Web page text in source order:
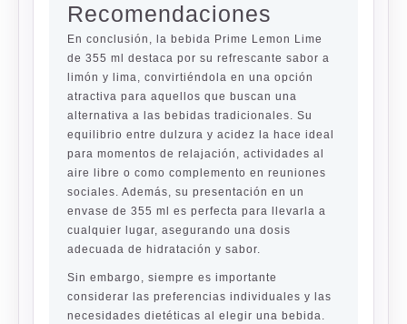
Recomendaciones
En conclusión, la bebida Prime Lemon Lime
de 355 ml destaca por su refrescante sabor a
limón y lima, convirtiéndola en una opción
atractiva para aquellos que buscan una
alternativa a las bebidas tradicionales. Su
equilibrio entre dulzura y acidez la hace ideal
para momentos de relajación, actividades al
aire libre o como complemento en reuniones
sociales. Además, su presentación en un
envase de 355 ml es perfecta para llevarla a
cualquier lugar, asegurando una dosis
adecuada de hidratación y sabor.
Sin embargo, siempre es importante
considerar las preferencias individuales y las
necesidades dietéticas al elegir una bebida.